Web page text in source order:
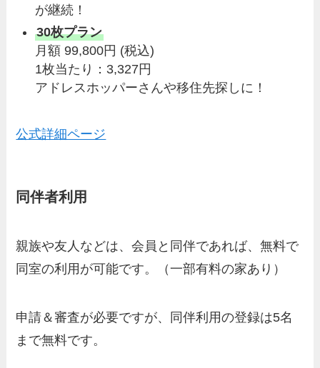
が継続！
30枚プラン
月額 99,800円 (税込)
1枚当たり：3,327円
アドレスホッパーさんや移住先探しに！
公式詳細ページ
同伴者利用
親族や友人などは、会員と同伴であれば、無料で
同室の利用が可能です。（一部有料の家あり）
申請＆審査が必要ですが、同伴利用の登録は5名
まで無料です。